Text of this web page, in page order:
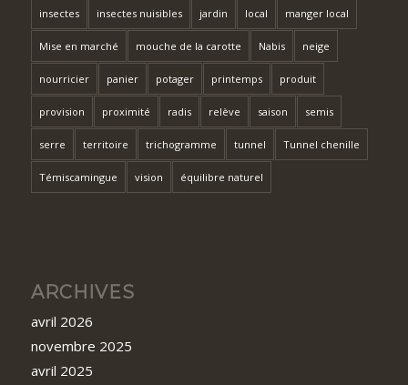
insectes insectes nuisibles jardin local manger local
Mise en marché mouche de la carotte Nabis neige
nourricier panier potager printemps produit
provision proximité radis relève saison semis
serre territoire trichogramme tunnel Tunnel chenille
Témiscamingue vision équilibre naturel
ARCHIVES
avril 2026
novembre 2025
avril 2025